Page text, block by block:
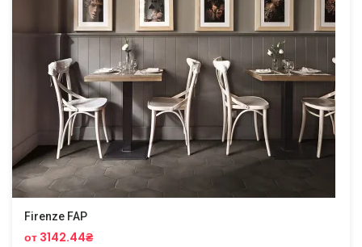
Firenze FAP
от 3142.44₴